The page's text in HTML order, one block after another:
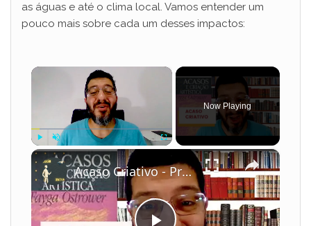
as águas e até o clima local. Vamos entender um
pouco mais sobre cada um desses impactos:
×
Play Unmute
Now Playing
×
Acaso Criativo - Primeiro capitulo do livro Acasos e criação artística